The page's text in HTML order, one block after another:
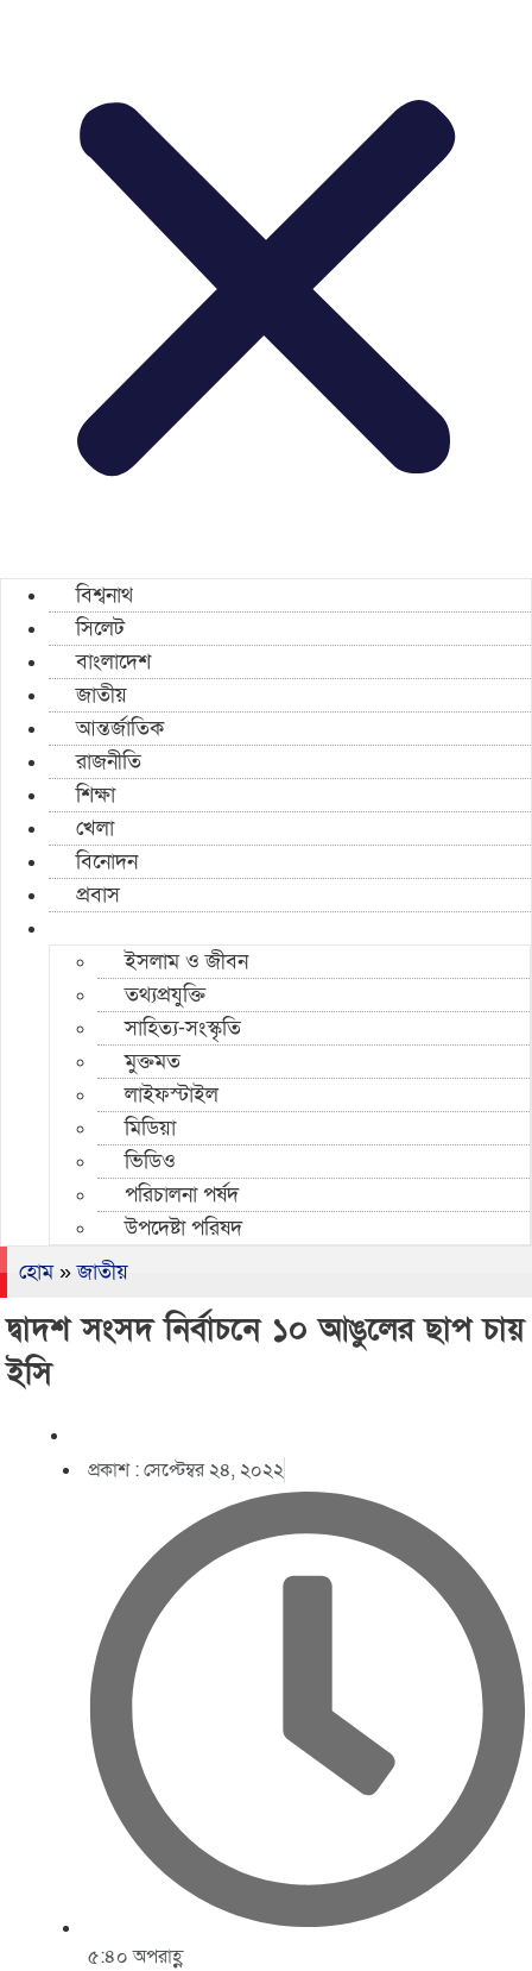
বিশ্বনাথ
সিলেট
বাংলাদেশ
জাতীয়
আন্তর্জাতিক
রাজনীতি
শিক্ষা
খেলা
বিনোদন
প্রবাস
ইসলাম ও জীবন
তথ্যপ্রযুক্তি
সাহিত্য-সংস্কৃতি
মুক্তমত
লাইফস্টাইল
মিডিয়া
ভিডিও
পরিচালনা পর্ষদ
উপদেষ্টা পরিষদ
হোম»জাতীয়
দ্বাদশ সংসদ নির্বাচনে ১০ আঙুলের ছাপ চায়
ইসি
প্রকাশ :সেপ্টেম্বর ২৪, ২০২২
৫:৪০ অপরাহ্ণ